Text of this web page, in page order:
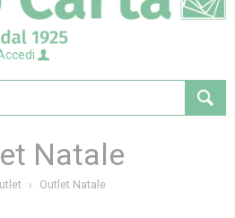
Natale
Outlet Natale